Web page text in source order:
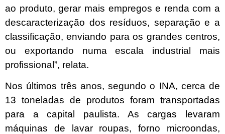
ao produto, gerar mais empregos e renda com a
descaracterização dos resíduos, separação e a
classificação, enviando para os grandes centros,
ou exportando numa escala industrial mais
profissional”, relata.
Nos últimos três anos, segundo o INA, cerca de
13 toneladas de produtos foram transportadas
para a capital paulista. As cargas levaram
máquinas de lavar roupas, forno microondas,